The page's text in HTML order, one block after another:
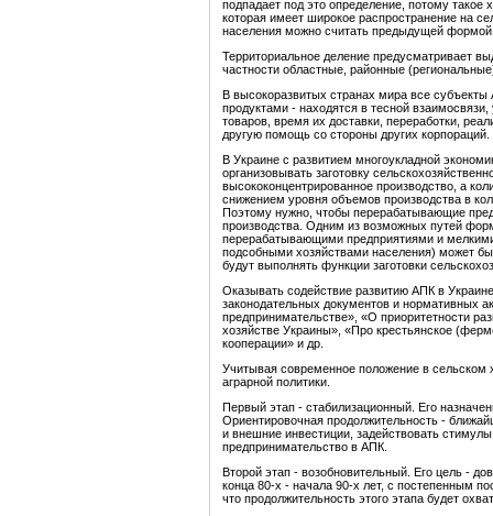
подпадает под это определение, потому
которая имеет широкое распространение на
населения можно считать предыдущей
Территориальное деление предусматривает
частности областные, районные
В высокоразвитых странах мира все
продуктами - находятся в тесной
товаров, время их доставки, переработки,
другую помощь со стороны других корпораций.
В Украине с развитием многоукладной
организовывать заготовку
высококонцентрированное производство, а
снижением уровня объемов производства в
Поэтому нужно, чтобы перерабатывающие
производства. Одним из возможных путей
перерабатывающими предприятиями и
подсобными хозяйствами населения) может
будут выполнять функции заготовки
Оказывать содействие развитию АПК в
законодательных документов и нормативных
предпринимательстве», «О приоритетности
хозяйстве Украины», «Про крестьянское
кооперации» и др.
Учитывая современное положение в сельском
аграрной политики.
Первый этап - стабилизационный. Его
Ориентировочная продолжительность -
и внешние инвестиции, задействовать
предпринимательство в АПК.
Второй этап - возобновительный. Его цель -
конца 80-х - начала 90-х лет, с постепенным
что продолжительность этого этапа будет